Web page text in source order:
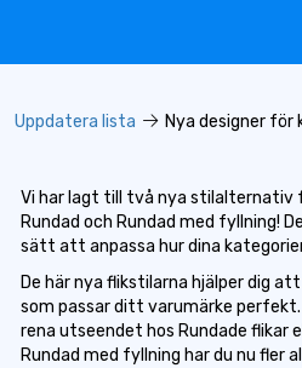
Uppdatera lista Nya designer för
Vi har lagt till två nya stilalternativ
Rundad och Rundad med fyllning!
sätt att anpassa hur dina
De här nya flikstilarna hjälper dig
som passar ditt varumärke
rena utseendet hos Rundade flikar
Rundad med fyllning har du nu fler